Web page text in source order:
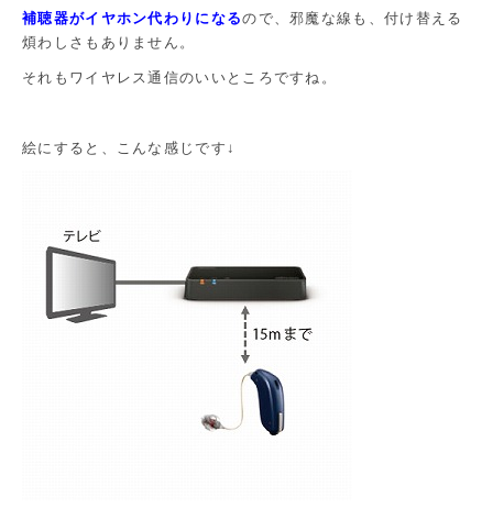
補聴器がイヤホン代わりになるので、邪魔な線も、付け替える
煩わしさもありません。
それもワイヤレス通信のいいところですね。
絵にすると、こんな感じです↓